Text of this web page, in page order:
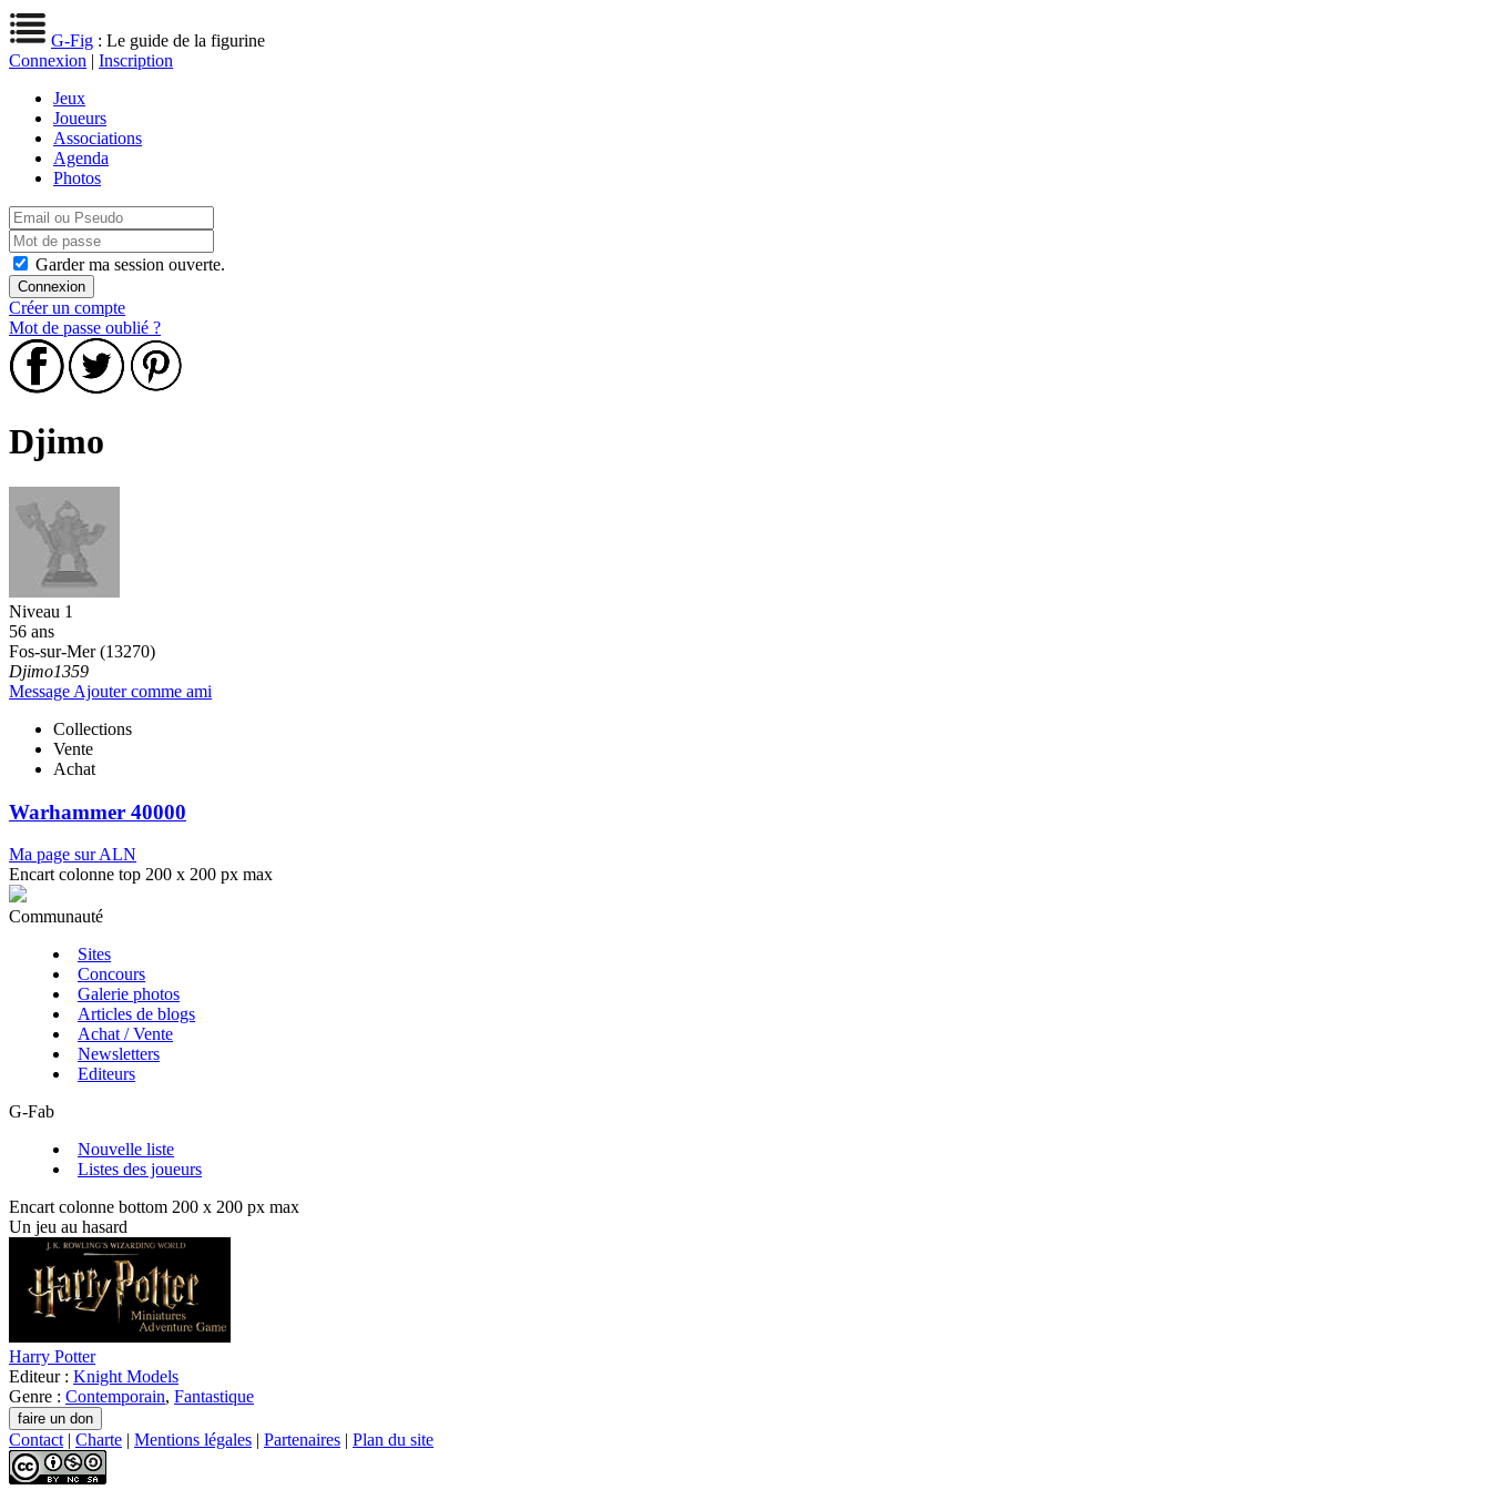
G-Fig : Le guide de la figurine
Connexion | Inscription
Jeux
Joueurs
Associations
Agenda
Photos
Garder ma session ouverte.
Créer un compte
Mot de passe oublié ?
Djimo
Niveau 1
56 ans
Fos-sur-Mer (13270)
Djimo1359
Message Ajouter comme ami
Collections
Vente
Achat
Warhammer 40000
Ma page sur ALN
Encart colonne top 200 x 200 px max
Communauté
Sites
Concours
Galerie photos
Articles de blogs
Achat / Vente
Newsletters
Editeurs
G-Fab
Nouvelle liste
Listes des joueurs
Encart colonne bottom 200 x 200 px max
Un jeu au hasard
Harry Potter
Editeur : Knight Models
Genre : Contemporain, Fantastique
Contact | Charte | Mentions légales | Partenaires | Plan du site